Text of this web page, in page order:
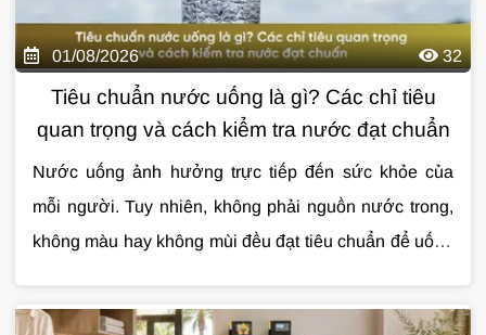
01/08/2026 32
Tiêu chuẩn nước uống là gì? Các chỉ tiêu
quan trọng và cách kiểm tra nước đạt chuẩn
Nước uống ảnh hưởng trực tiếp đến sức khỏe của
mỗi người. Tuy nhiên, không phải nguồn nước trong,
không màu hay không mùi đều đạt tiêu chuẩn để uống
giúp bạn đánh giá chất lượng nguồn nước và lựa
nước uốngqua bài viết dưới đây.